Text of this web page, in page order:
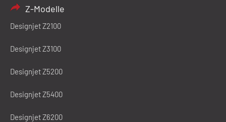
Z-Modelle
Designjet Z2100
Designjet Z3100
Designjet Z5200
Designjet Z5400
Designjet Z6200